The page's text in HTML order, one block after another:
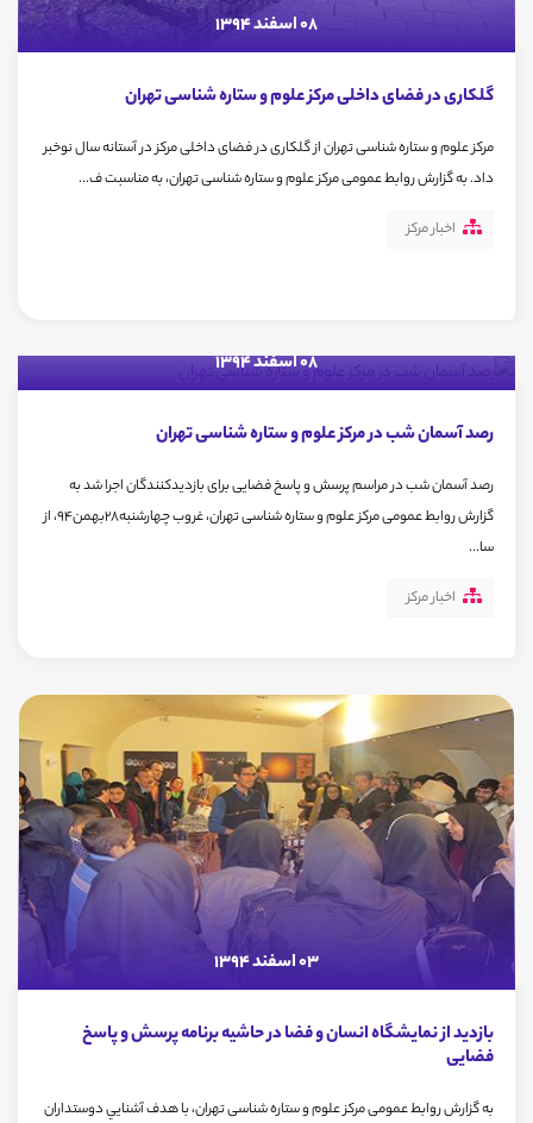
08 اسفند 1394
گلکاری در فضای داخلی مرکز علوم و ستاره شناسی تهران
مرکز علوم و ستاره شناسی تهران از گلکاری در فضای داخلی مرکز در آستانه سال نوخبر
داد. به گزارش روابط عمومی مرکز علوم و ستاره شناسی تهران، به مناسبت ف...
اخبار مرکز
08 اسفند 1394
رصد آسمان شب در مرکز علوم و ستاره شناسی تهران
رصد آسمان شب در مراسم پرسش و پاسخ فضایی برای بازدیدکنندگان اجرا شد به
گزارش روابط عمومی مرکز علوم و ستاره شناسی تهران، غروب چهارشنبه28بهمن94، از
سا...
اخبار مرکز
03 اسفند 1394
بازدید از نمایشگاه انسان و فضا در حاشیه برنامه پرسش و پاسخ
فضایی
به گزارش روابط عمومی مرکز علوم و ستاره شناسی تهران، با هدف آشنايي دوستداران